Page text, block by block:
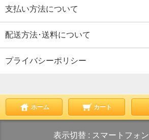
支払い方法について
配送方法･送料について
プライバシーポリシー
ホーム カート
表示切替 : スマートフォン